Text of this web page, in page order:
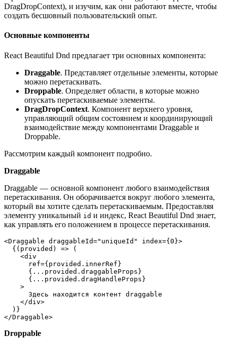
DragDropContext), и изучим, как они работают вместе, чтобы
создать бесшовный пользовательский опыт.
Основные компоненты
React Beautiful Dnd предлагает три основных компонента:
Draggable. Представляет отдельные элементы, которые
можно перетаскивать.
Droppable. Определяет области, в которые можно
опускать перетаскиваемые элементы.
DragDropContext. Компонент верхнего уровня,
управляющий общим состоянием и координирующий
взаимодействие между компонентами Draggable и
Droppable.
Рассмотрим каждый компонент подробно.
Draggable
Draggable — основной компонент любого взаимодействия
перетаскивания. Он оборачивается вокруг любого элемента,
который вы хотите сделать перетаскиваемым. Предоставляя
элементу уникальный id и индекс, React Beautiful Dnd знает,
как управлять его положением в процессе перетаскивания.
<Draggable draggableId="uniqueId" index={0}>
  {(provided) => (
    <div
      ref={provided.innerRef}
      {...provided.draggableProps}
      {...provided.dragHandleProps}
    >
      Здесь находится контент draggable
    </div>
  )}
</Draggable>
Droppable